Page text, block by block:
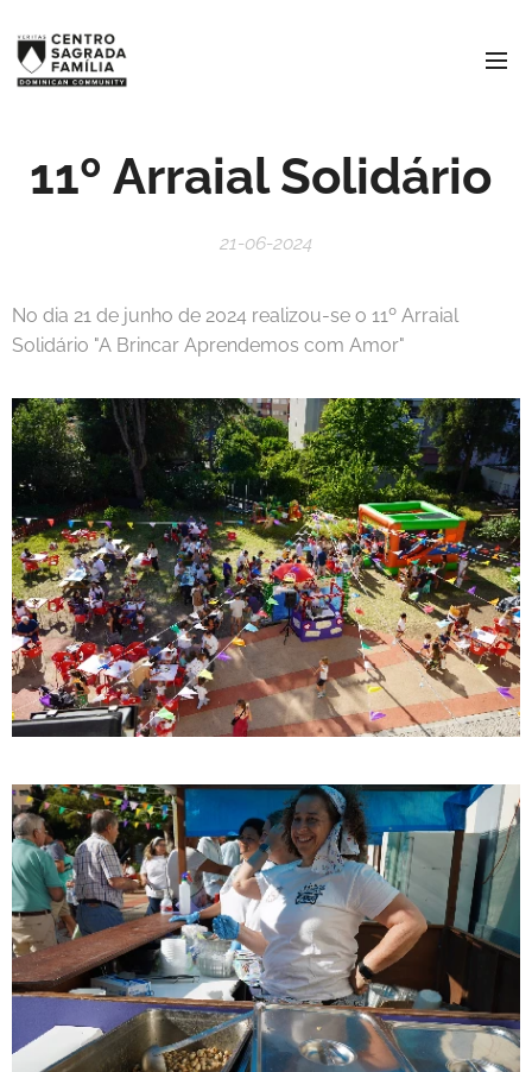
11º Arraial Solidário
21-06-2024
No dia 21 de junho de 2024 realizou-se o 11º Arraial
Solidário "A Brincar Aprendemos com Amor"